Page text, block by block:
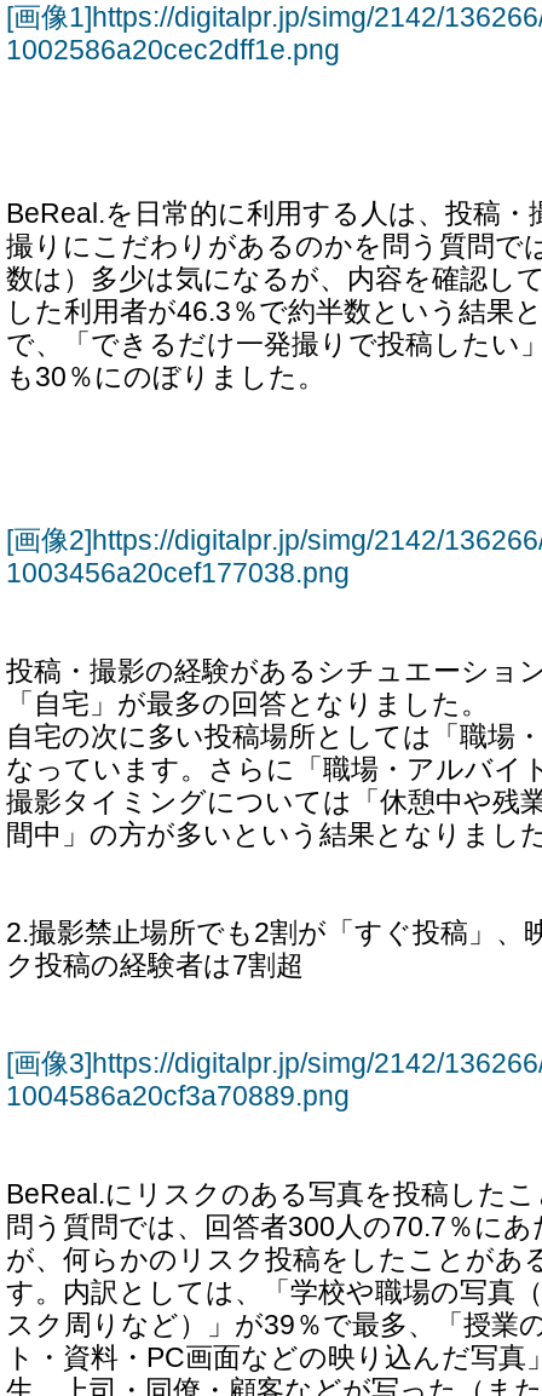
[画像1]https://digitalpr.jp/simg/2142/
1002586a20cec2dff1e.png
BeReal.を日常的に利用する人は、投稿・
撮りにこだわりがあるのかを問う質問で
数は）多少は気になるが、内容を確認し
した利用者が46.3％で約半数という結果
で、「できるだけ一発撮りで投稿したい
も30％にのぼりました。
[画像2]https://digitalpr.jp/simg/2142/
1003456a20cef177038.png
投稿・撮影の経験があるシチュエーショ
「自宅」が最多の回答となりました。
自宅の次に多い投稿場所としては「職場
なっています。さらに「職場・アルバイ
撮影タイミングについては「休憩中や残
間中」の方が多いという結果となりまし
2.撮影禁止場所でも2割が「すぐ投稿」、
ク投稿の経験者は7割超
[画像3]https://digitalpr.jp/simg/2142/
1004586a20cf3a70889.png
BeReal.にリスクのある写真を投稿した
問う質問では、回答者300人の70.7％に
が、何らかのリスク投稿をしたことがあ
す。内訳としては、「学校や職場の写真
スク周りなど）」が39％で最多、「授業
ト・資料・PC画面などの映り込んだ写真